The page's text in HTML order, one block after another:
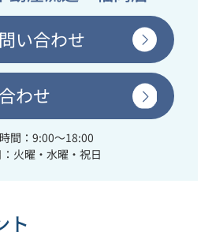
い合わせ
わせ
間：9:00～18:00
火曜・水曜・祝日
ト